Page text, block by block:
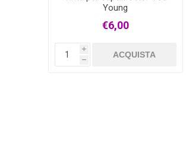
Young
€6,00
i
h
ACQUISTA